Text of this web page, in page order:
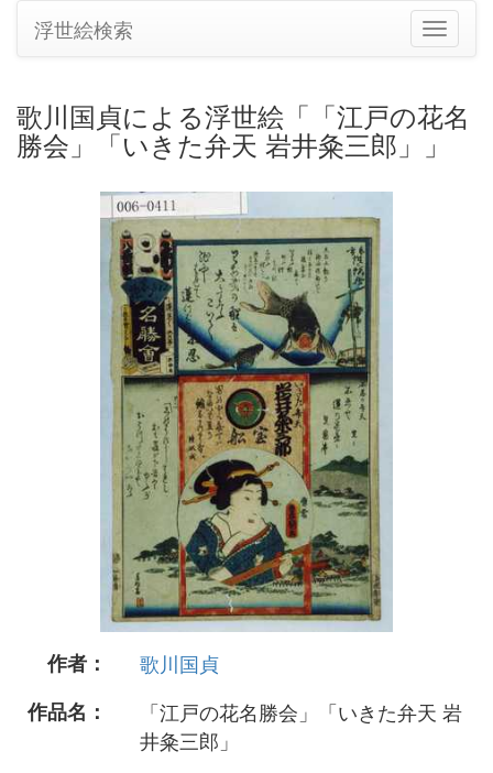
ナ
ビ
シ
ョ
ン
浮世絵検索
歌川国貞による浮世絵「「江戸の花名
勝会」「いきた弁天 岩井粂三郎」」
作者：
歌川国貞
作品名：
「江戸の花名勝会」「いきた弁天 岩
井粂三郎」